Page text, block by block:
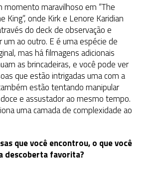
momento maravilhoso em “The
King”, onde Kirk e Lenore Karidian
do deck de observação e
ao outro. E é uma espécie de
mas há filmagens adicionais
as brincadeiras, e você pode ver
que estão intrigadas uma com a
estão tentando manipular
e assustador ao mesmo tempo.
uma camada de complexidade ao
que você encontrou, o que você
descoberta favorita?